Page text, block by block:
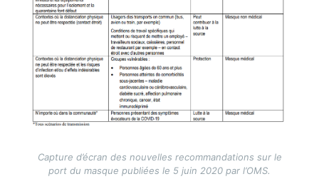
Capture d’écran des nouvelles recommandations sur le
port du masque publiées le 5 juin 2020 par l’OMS.